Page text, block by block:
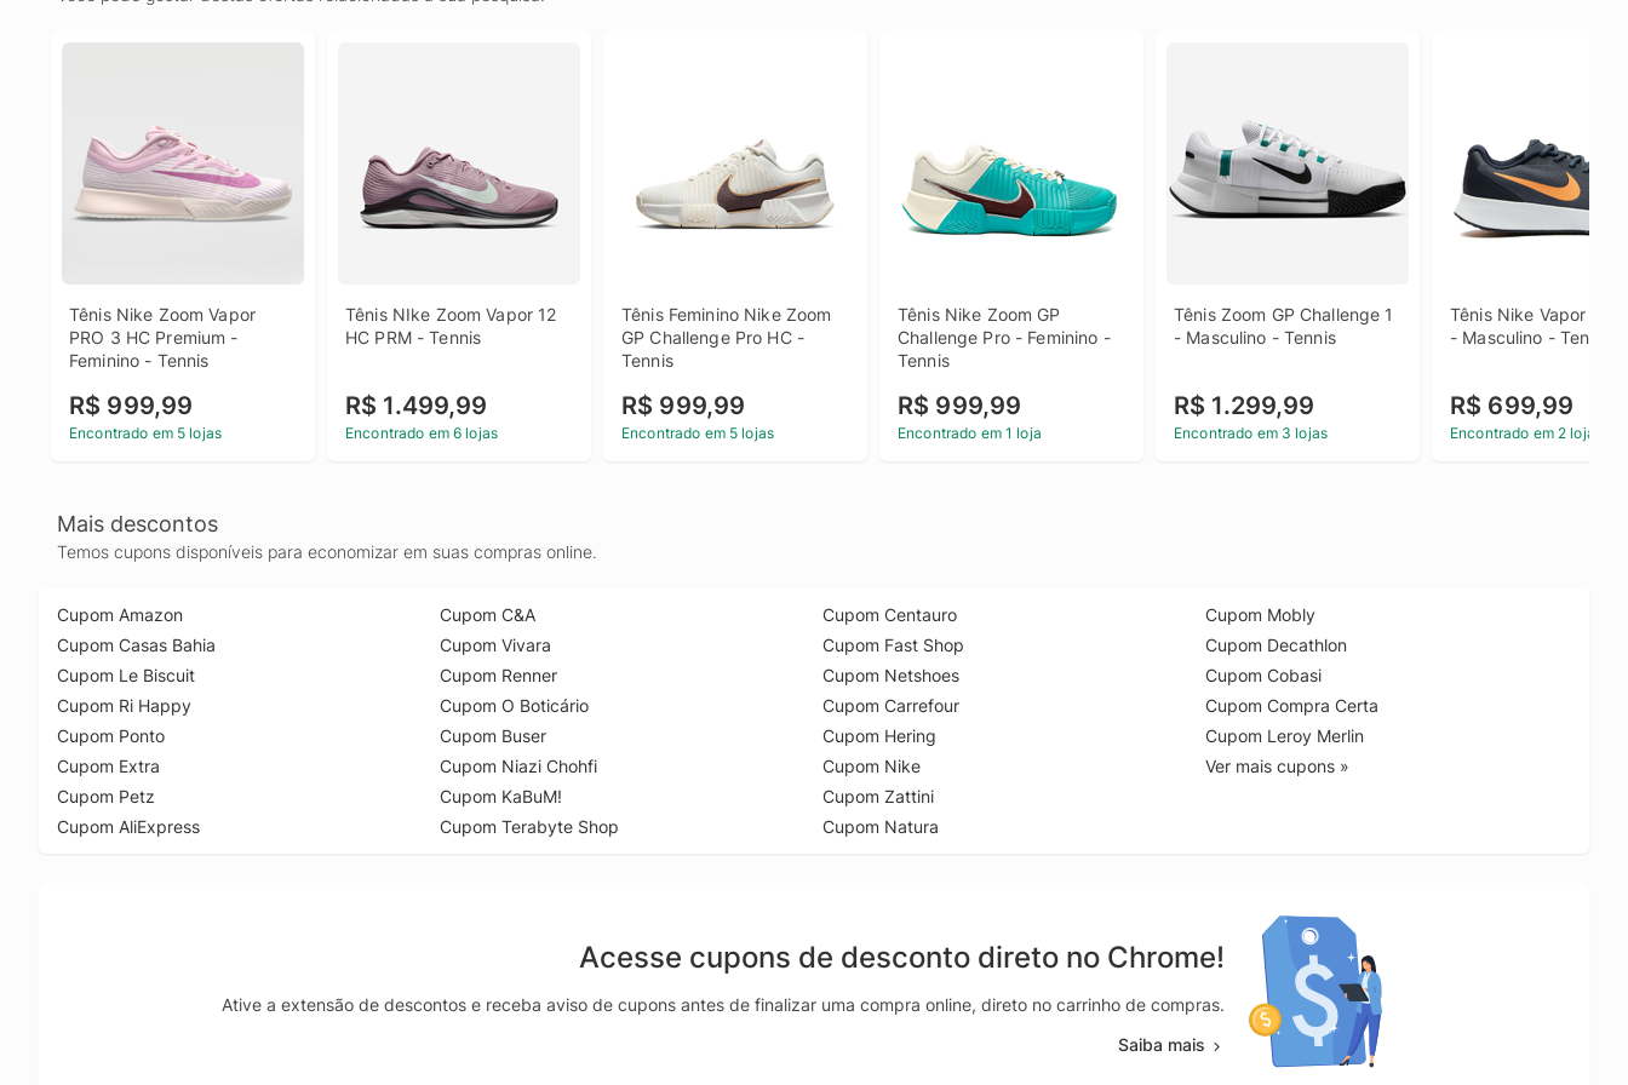
Tênis Nike Zoom Vapor
PRO 3 HC Premium -
Feminino - Tennis
R$ 999,99
Encontrado em 5 lojas
Tênis NIke Zoom Vapor 12
HC PRM - Tennis
R$ 1.499,99
Encontrado em 6 lojas
Tênis Feminino Nike Zoom
GP Challenge Pro HC -
Tennis
R$ 999,99
Encontrado em 5 lojas
Tênis Nike Zoom GP
Challenge Pro - Feminino -
Tennis
R$ 999,99
Encontrado em 1 loja
Tênis Zoom GP Challenge 1
- Masculino - Tennis
R$ 1.299,99
Encontrado em 3 lojas
Tênis Nike Vapor Lite
- Masculino - Tennis
R$ 699,99
Encontrado em 2 lojas
Mais descontos
Temos cupons disponíveis para economizar em suas compras online.
Cupom Amazon
Cupom Casas Bahia
Cupom Le Biscuit
Cupom Ri Happy
Cupom Ponto
Cupom Extra
Cupom Petz
Cupom AliExpress
Cupom C&A
Cupom Vivara
Cupom Renner
Cupom O Boticário
Cupom Buser
Cupom Niazi Chohfi
Cupom KaBuM!
Cupom Terabyte Shop
Cupom Centauro
Cupom Fast Shop
Cupom Netshoes
Cupom Carrefour
Cupom Hering
Cupom Nike
Cupom Zattini
Cupom Natura
Cupom Mobly
Cupom Decathlon
Cupom Cobasi
Cupom Compra Certa
Cupom Leroy Merlin
Ver mais cupons »
Acesse cupons de desconto direto no Chrome!
Ative a extensão de descontos e receba aviso de cupons antes de finalizar uma compra online, direto no carrinho de compras.
Saiba mais